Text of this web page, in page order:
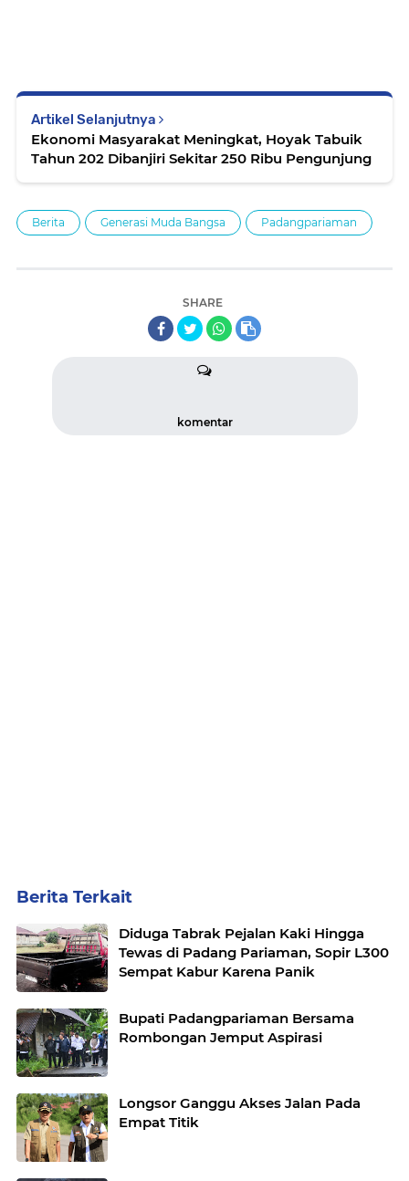
Artikel Selanjutnya
Ekonomi Masyarakat Meningkat, Hoyak Tabuik
Tahun 202 Dibanjiri Sekitar 250 Ribu Pengunjung
Berita Generasi Muda Bangsa Padangpariaman
SHARE
komentar
Berita Terkait
Diduga Tabrak Pejalan Kaki Hingga
Tewas di Padang Pariaman, Sopir L300
Sempat Kabur Karena Panik
Bupati Padangpariaman Bersama
Rombongan Jemput Aspirasi
Longsor Ganggu Akses Jalan Pada
Empat Titik